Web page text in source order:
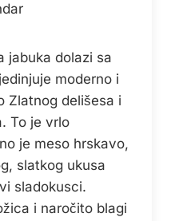
jabuka dolazi sa
moderno i
Zlatnog delišesa i
To je vrlo
je meso hrskavo,
slatkog ukusa
sladokusci.
i naročito blagi